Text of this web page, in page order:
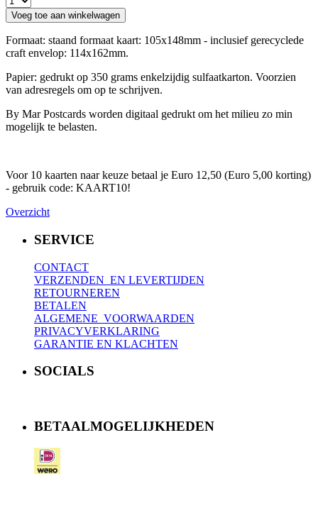
Voeg toe aan winkelwagen
Formaat: staand formaat kaart: 105x148mm - inclusief gerecyclede
craft envelop: 114x162mm.
Papier: gedrukt op 350 grams enkelzijdig sulfaatkarton. Voorzien
van adresregels om op te schrijven.
By Mar Postcards worden digitaal gedrukt om het milieu zo min
mogelijk te belasten.
Voor 10 kaarten naar keuze betaal je Euro 12,50 (Euro 5,00 korting)
- gebruik code: KAART10!
Overzicht
SERVICE
CONTACT
VERZENDEN EN LEVERTIJDEN
RETOURNEREN
BETALEN
ALGEMENE VOORWAARDEN
PRIVACYVERKLARING
GARANTIE EN KLACHTEN
SOCIALS
BETAALMOGELIJKHEDEN